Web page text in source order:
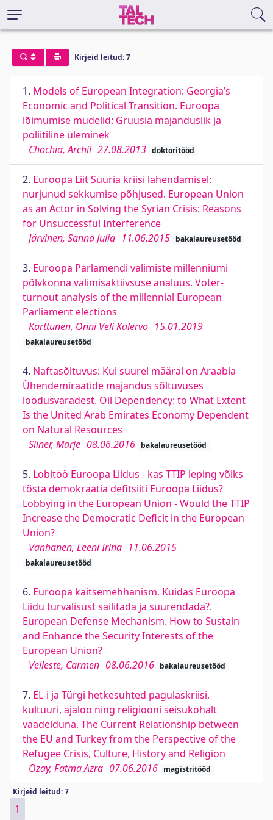
Kirjeid leitud: 7
1. Models of European Integration: Georgia’s
Economic and Political Transition. Euroopa
lõimumise mudelid: Gruusia majanduslik ja
poliitiline üleminek
Chochia, Archil 27.08.2013 doktoritööd
2. Euroopa Liit Süüria kriisi lahendamisel:
nurjunud sekkumise põhjused. European Union
as an Actor in Solving the Syrian Crisis: Reasons
for Unsuccessful Interference
Järvinen, Sanna Julia 11.06.2015 bakalaureusetööd
3. Euroopa Parlamendi valimiste millenniumi
põlvkonna valimisaktiivsuse analüüs. Voter-
turnout analysis of the millennial European
Parliament elections
Karttunen, Onni Veli Kalervo 15.01.2019
bakalaureusetööd
4. Naftasõltuvus: Kui suurel määral on Araabia
Ühendemiraatide majandus sõltuvuses
loodusvaradest. Oil Dependency: to What Extent
Is the United Arab Emirates Economy Dependent
on Natural Resources
Siiner, Marje 08.06.2016 bakalaureusetööd
5. Lobitöö Euroopa Liidus - kas TTIP leping võiks
tõsta demokraatia defitsiiti Euroopa Liidus?
Lobbying in the European Union - Would the TTIP
Increase the Democratic Deficit in the European
Union?
Vanhanen, Leeni Irina 11.06.2015
bakalaureusetööd
6. Euroopa kaitsemehhanism. Kuidas Euroopa
Liidu turvalisust säilitada ja suurendada?.
European Defense Mechanism. How to Sustain
and Enhance the Security Interests of the
European Union?
Velleste, Carmen 08.06.2016 bakalaureusetööd
7. EL-i ja Türgi hetkesuhted pagulaskriisi,
kultuuri, ajaloo ning religiooni seisukohalt
vaadelduna. The Current Relationship between
the EU and Turkey from the Perspective of the
Refugee Crisis, Culture, History and Religion
Özay, Fatma Azra 07.06.2016 magistritööd
Kirjeid leitud: 7
1